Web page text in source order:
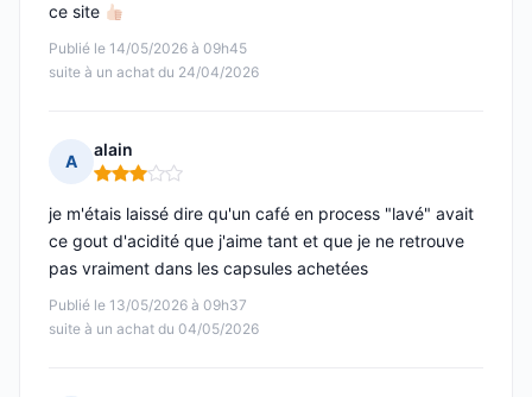
Publié le 14/05/2026 à 09h45
suite à un achat du 24/04/2026
ce site
A
alain
Note : 3 sur 5
Publié le 13/05/2026 à 09h37
suite à un achat du 04/05/2026
je m'étais laissé dire qu'un café en process "lavé" avait
ce gout d'acidité que j'aime tant et que je ne retrouve
pas vraiment dans les capsules achetées